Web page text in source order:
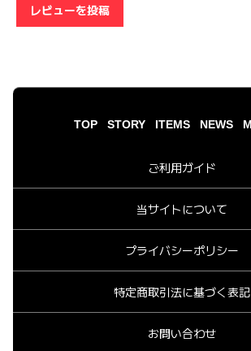
レビューを投稿
TOP STORY ITEMS NEWS
ご利用ガイド
当サイトについて
プライバシーポリシー
特定商取引法に基づく表記
お問い合わせ